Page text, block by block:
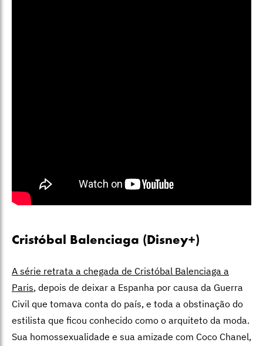
Cristóbal Balenciaga (Disney+)
A série retrata a chegada de Cristóbal Balenciaga a
Paris, depois de deixar a Espanha por causa da Guerra
Civil que tomava conta do país, e toda a obstinação do
estilista que ficou conhecido como o arquiteto da moda.
Sua homossexualidade e sua amizade com Coco Chanel,